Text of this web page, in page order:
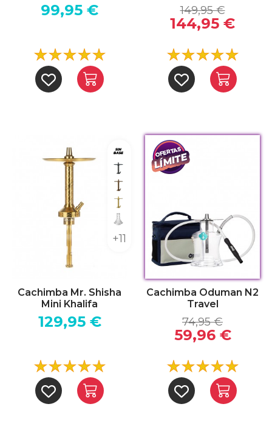
99,95 € 149,95 €
144,95 €
Sin base
Negro
Bronce
Dorado
Indian
+11
Cachimba Mr. Shisha
Mini Khalifa
129,95 €
Cachimba Oduman N2
Travel
74,95 €
59,96 €